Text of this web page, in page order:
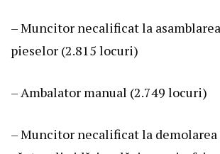
– Muncitor necalificat la
pieselor (2.815 locuri)
– Ambalator manual (2.749 locuri)
– Muncitor necalificat la